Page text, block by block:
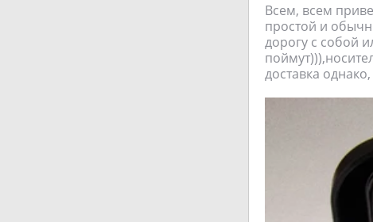
Всем, всем
простой и
дорогу с собой
доставка